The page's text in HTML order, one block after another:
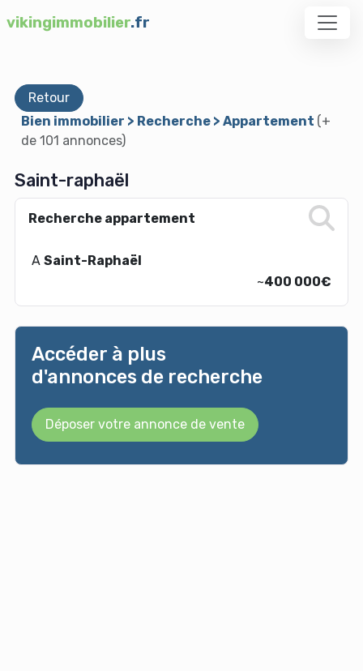
vikingimmobilier.fr
Retour
Bien immobilier > Recherche > Appartement (+
de 101 annonces)
Saint-raphaël
Recherche appartement
A Saint-Raphaël
~400 000€
Accéder à plus
d'annonces de recherche
Déposer votre annonce de vente